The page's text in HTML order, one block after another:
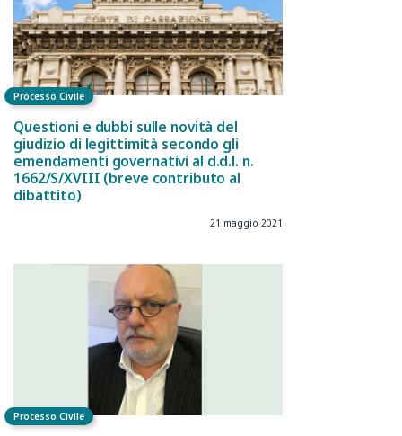
Processo Civile
Questioni e dubbi sulle novità del
giudizio di legittimità secondo gli
emendamenti governativi al d.d.l. n.
1662/S/XVIII (breve contributo al
dibattito)
21 maggio 2021
Processo Civile